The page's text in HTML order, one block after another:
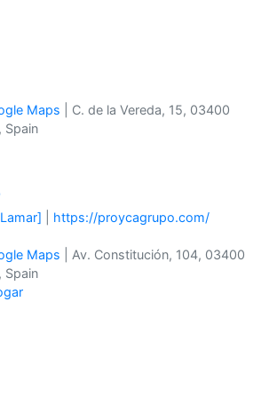
Maps | C. de la Vereda, 15, 03400
Spain
https://proycagrupo.com/
Maps | Av. Constitución, 104, 03400
Spain